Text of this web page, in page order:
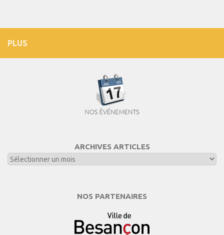
PLUS
ARCHIVES ARTICLES
NOS PARTENAIRES